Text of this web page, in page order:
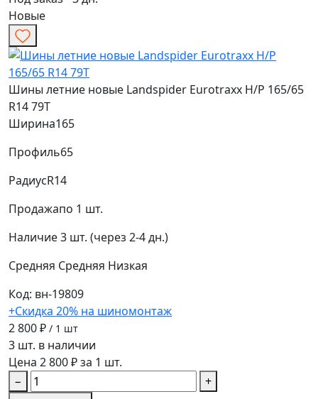
Новые
Шины летние новые Landspider Eurotraxx H/P 165/65
R14 79T
Ширина165
Профиль65
РадиусR14
Продажапо 1 шт.
Наличие3 шт. (через 2-4 дн.)
Средняя Средняя Низкая
Код: вн-19809
+Скидка 20% на шиномонтаж
2 800 ₽ / 1 шт
3 шт. в наличии
Цена 2 800 ₽ за 1 шт.
−
+